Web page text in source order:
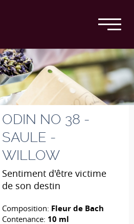
ODIN NO 38 -
SAULE -
WILLOW
Sentiment d'être victime
de son destin
Composition: Fleur de Bach
Contenance: 10 ml